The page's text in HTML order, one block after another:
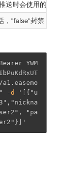
送时会使用的昵
，“false“封禁，封
YWM
-d
'[{"u
"pa